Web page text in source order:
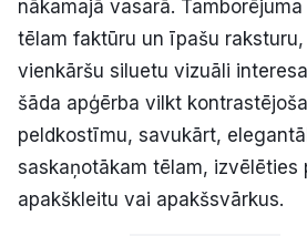
nākamajā vasarā.
tēlam faktūru un īpašu
vienkāršu siluetu vizuāli
šāda apģērba vilkt
peldkostīmu, savukārt,
saskaņotākam tēlam, izvēlēties
apakškleitu vai apakšsvārkus.